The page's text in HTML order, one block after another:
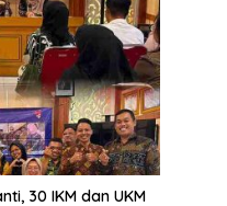
30 IKM dan UKM